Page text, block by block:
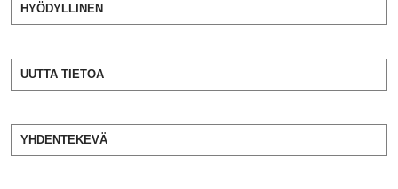
HYÖDYLLINEN
UUTTA TIETOA
YHDENTEKEVÄ